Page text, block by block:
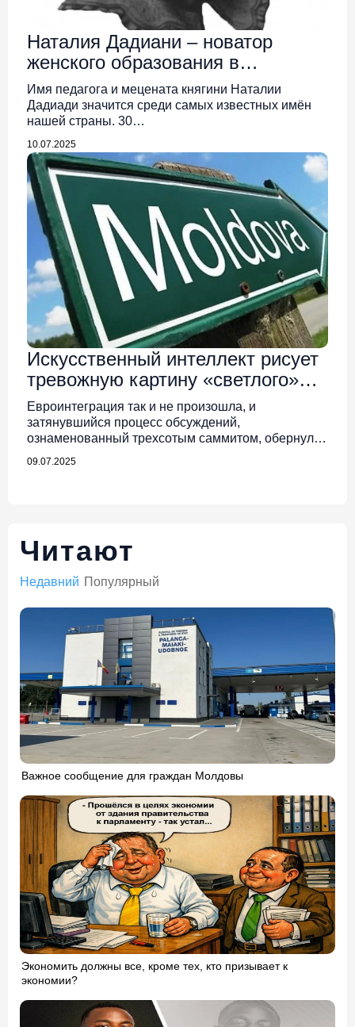
Наталия Дадиани – новатор
женского образования в
Бессарабии
Имя педагога и мецената княгини Наталии
Дадиади значится среди самых известных имён
нашей страны. 30…
10.07.2025
Искусственный интеллект рисует
тревожную картину «светлого»
будущего Молдовы под
правлением Санду и PAS в 2030
году
Евроинтеграция так и не произошла, и
затянувшийся процесс обсуждений,
ознаменованный трехсотым саммитом, обернулся
09.07.2025
Читают
Недавний Популярный
Важное сообщение для граждан Молдовы
Экономить должны все, кроме тех, кто призывает к
экономии?